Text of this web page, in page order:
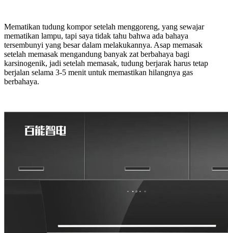
Mematikan tudung kompor setelah menggoreng, yang sewajar
mematikan lampu, tapi saya tidak tahu bahwa ada bahaya
tersembunyi yang besar dalam melakukannya. Asap memasak
setelah memasak mengandung banyak zat berbahaya bagi
karsinogenik, jadi setelah memasak, tudung berjarak harus tetap
berjalan selama 3-5 menit untuk memastikan hilangnya gas
berbahaya.